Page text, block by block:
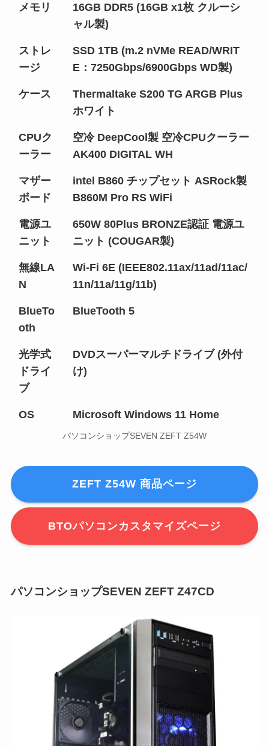
メモリ
16GB DDR5 (16GB x1枚 クルーシ
ャル製)
ストレ
ージ
SSD 1TB (m.2 nVMe READ/WRIT
E：7250Gbps/6900Gbps WD製)
ケース
Thermaltake S200 TG ARGB Plus
ホワイト
CPUク
ーラー
空冷 DeepCool製 空冷CPUクーラー
AK400 DIGITAL WH
マザー
ボード
intel B860 チップセット ASRock製
B860M Pro RS WiFi
電源ユ
ニット
650W 80Plus BRONZE認証 電源ユ
ニット (COUGAR製)
無線LA
N
Wi-Fi 6E (IEEE802.11ax/11ad/11ac/
11n/11a/11g/11b)
BlueTo
oth
BlueTooth 5
光学式
ドライ
ブ
DVDスーパーマルチドライブ (外付
け)
OS Microsoft Windows 11 Home
パソコンショップSEVEN ZEFT Z54W
ZEFT Z54W 商品ページ
BTOパソコンカスタマイズページ
パソコンショップSEVEN ZEFT Z47CD